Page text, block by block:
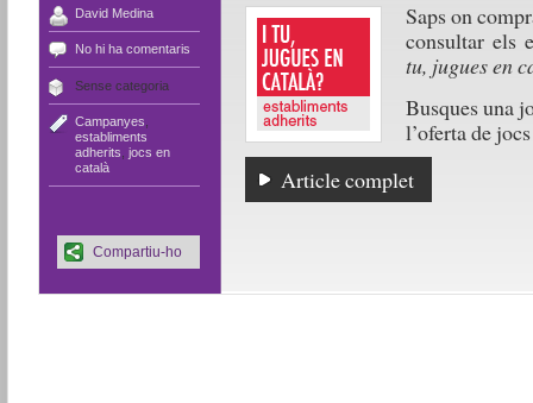
David Medina
No hi ha comentaris
Sense categoria
Campanyes
establiments
adherits jocs en
català
Saps on
consultar els
tu, jugues en
Busques una
l’oferta de
Article complet
Compartiu-ho